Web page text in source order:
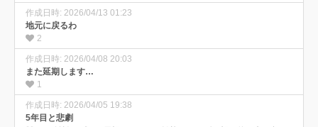
作成日時: 2026/04/13 01:23
地元に戻るわ
2
作成日時: 2026/04/08 20:03
また延期します…
1
作成日時: 2026/04/05 19:38
5年目と悲劇